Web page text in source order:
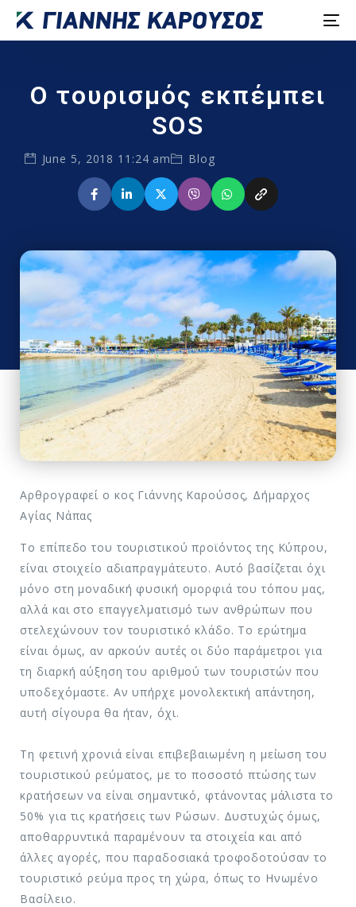
Ο τουρισμός εκπέμπει
SOS
June 5, 2018 11:24 am Blog
Αρθρογραφεί ο κος Γιάννης Καρούσος, Δήμαρχος
Αγίας Νάπας
Το επίπεδο του τουριστικού προϊόντος της Κύπρου,
είναι στοιχείο αδιαπραγμάτευτο. Αυτό βασίζεται όχι
μόνο στη μοναδική φυσική ομορφιά του τόπου μας,
αλλά και στο επαγγελματισμό των ανθρώπων που
στελεχώνουν τον τουριστικό κλάδο. Το ερώτημα
είναι όμως, αν αρκούν αυτές οι δύο παράμετροι για
τη διαρκή αύξηση του αριθμού των τουριστών που
υποδεχόμαστε. Αν υπήρχε μονολεκτική απάντηση,
αυτή σίγουρα θα ήταν, όχι.
Τη φετινή χρονιά είναι επιβεβαιωμένη η μείωση του
τουριστικού ρεύματος, με το ποσοστό πτώσης των
κρατήσεων να είναι σημαντικό, φτάνοντας μάλιστα το
50% για τις κρατήσεις των Ρώσων. Δυστυχώς όμως,
αποθαρρυντικά παραμένουν τα στοιχεία και από
άλλες αγορές, που παραδοσιακά τροφοδοτούσαν το
τουριστικό ρεύμα προς τη χώρα, όπως το Ηνωμένο
Βασίλειο.